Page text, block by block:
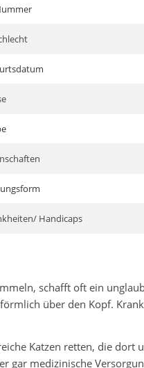
Handicaps
schafft oft ein
über den Kopf.
Katzen retten, die dort
medizinische